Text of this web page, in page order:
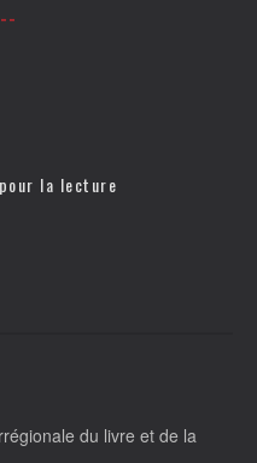
la lecture
du livre et de la